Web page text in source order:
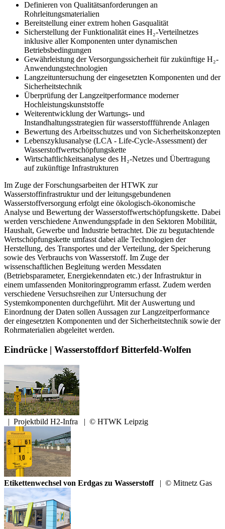
Definieren von Qualitätsanforderungen an
Rohrleitungsmaterialien
Bereitstellung einer extrem hohen Gasqualität
Sicherstellung der Funktionalität eines H₂-Verteilnetzes
inklusive aller Komponenten unter dynamischen
Betriebsbedingungen
Gewährleistung der Versorgungssicherheit für zukünftige H₂-
Anwendungstechnologien
Langzeituntersuchung der eingesetzten Komponenten und der
Sicherheitstechnik
Überprüfung der Langzeitperformance moderner
Hochleistungskunststoffe
Weiterentwicklung der Wartungs- und
Instandhaltungsstrategien für wasserstoffführende Anlagen
Bewertung des Arbeitsschutzes und von Sicherheitskonzepten
Lebenszyklusanalyse (LCA - Life-Cycle-Assessment) der
Wasserstoffwertschöpfungskette
Wirtschaftlichkeitsanalyse des H₂-Netzes und Übertragung
auf zukünftige Infrastrukturen
Im Zuge der Forschungsarbeiten der HTWK zur
Wasserstoffinfrastruktur und der leitungsgebundenen
Wasserstoffversorgung erfolgt eine ökologisch-ökonomische
Analyse und Bewertung der Wasserstoffwertschöpfungskette. Dabei
werden verschiedene Anwendungspfade in den Sektoren Mobilität,
Haushalt, Gewerbe und Industrie betrachtet. Die zu begutachtende
Wertschöpfungskette umfasst dabei alle Technologien der
Herstellung, des Transportes und der Verteilung, der Speicherung
sowie des Verbrauchs von Wasserstoff. Im Zuge der
wissenschaftlichen Begleitung werden Messdaten
(Betriebsparameter, Energiekenndaten etc.) der Infrastruktur in
einem umfassenden Monitoringprogramm erfasst. Zudem werden
verschiedene Versuchsreihen zur Untersuchung der
Systemkomponenten durchgeführt. Mit der Auswertung und
Einordnung der Daten sollen Aussagen zur Langzeitperformance
der eingesetzten Komponenten und der Sicherheitstechnik sowie der
Rohrmaterialien abgeleitet werden.
Eindrücke | Wasserstoffdorf Bitterfeld-Wolfen
| Projektbild H2-Infra | © HTWK Leipzig
Etikettenwechsel von Erdgas zu Wasserstoff| © Mitnetz Gas